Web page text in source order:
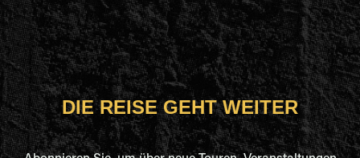
DIE REISE GEHT WEITER